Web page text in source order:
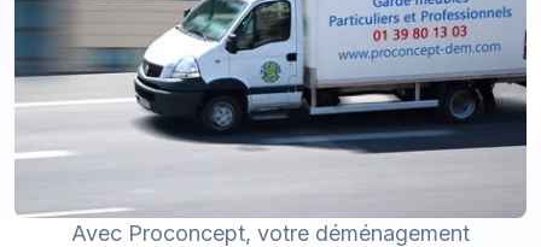
Avec Proconcept, votre déménagement